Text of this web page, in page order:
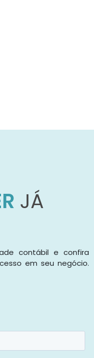
JÁ
contábil e confira
em seu negócio.